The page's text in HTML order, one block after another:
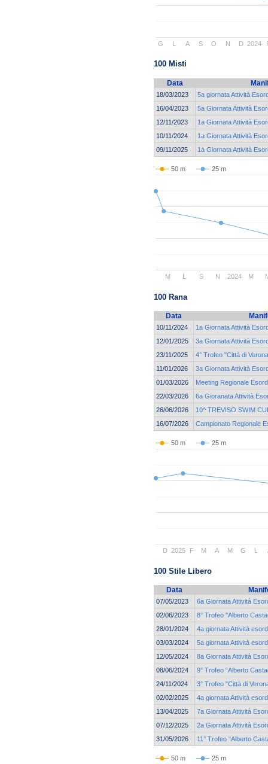
2024
G L A S O N D
100 Misti
Data
18/03/2023
5a giornata Attività
16/04/2023
5a Giornata Attività
12/11/2023
1a Giornata Attività
10/11/2024
1a Giornata Attività
09/11/2025
1a Giornata Attività
50 m 25 m
2024
M L S N M
100 Rana
Data
10/11/2024
1a Giornata Attività
12/01/2025
3a Giornata Attività
23/11/2025
4° Trofeo "Città di
11/01/2026
3a Giornata Attività
01/03/2026
Meeting Regionale
22/03/2026
6a Gioranata Attività
26/06/2026
10^ TREVISO SWIM
16/07/2026
Campionato Regionale
50 m 25 m
2025
D F M A M G L
100 Stile Libero
Data
07/05/2023
6a Giornata Attività
02/06/2023
8° Trofeo "Alberto
28/01/2024
4a giornata Attività
03/03/2024
5a giornata Attività
12/05/2024
8a Giornata Attività
08/06/2024
9° Trofeo “Alberto
24/11/2024
3° Trofeo "Città di
02/02/2025
4a giornata Attività
13/04/2025
7a Giornata Attività
07/12/2025
2a Giornata Attività
31/05/2026
11° Trofeo “Alberto
50 m 25 m